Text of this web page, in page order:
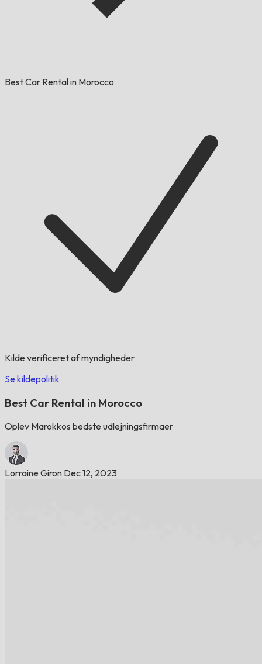
Best Car Rental in Morocco
Kilde verificeret af myndigheder
Se kildepolitik
Best Car Rental in Morocco
Oplev Marokkos bedste udlejningsfirmaer
Lorraine Giron Dec 12, 2023